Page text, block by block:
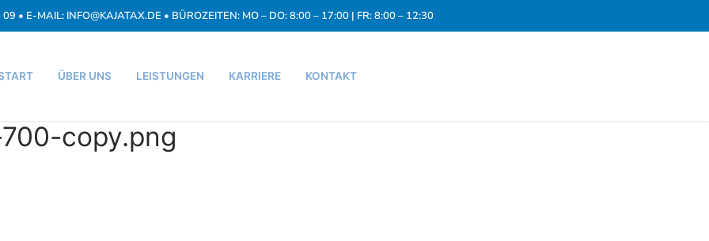
• E-MAIL: INFO@KAJATAX.DE • BÜROZEITEN: MO – DO: 8:00 – 17:00 | FR: 8:00 – 12:30
ÜBER UNS LEISTUNGEN KARRIERE KONTAKT
copy.png